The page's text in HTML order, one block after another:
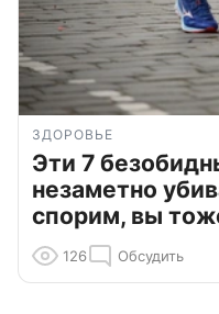
ЗДОРОВЬЕ
Эти 7
незаметно
спорим, вы
126 Обсудить